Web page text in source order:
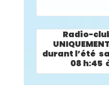
Radio-
durant l’été
08 h:45 à